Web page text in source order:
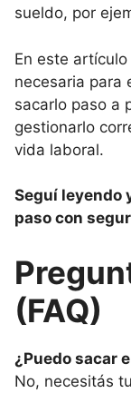
sueldo, por
En este
necesaria para
sacarlo paso a
gestionarlo
vida laboral.
Seguí leyendo
paso con
(FAQ)
¿Puedo sacar
No, necesitás